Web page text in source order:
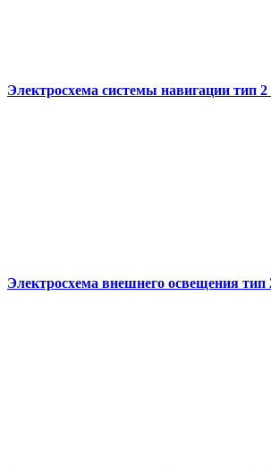
Электросхема системы навигации тип
Электросхема внешнего освещения тип